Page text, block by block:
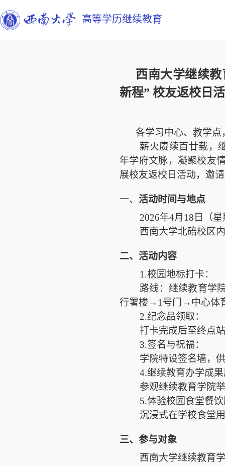
高等学历继续教育
西南大学继续
新程” 校友返校日
各学习中心、教学点
薪火赓续百廿载，
年学府文脉，凝聚校友
展校友返校日活动，邀
一、 活动时间与地点
2026年4月18日（
西南大学北碚校区
二、活动内容
1.校园地标打卡：
路线：继续教育
行署楼→1号门→中心体
2.纪念品领取：
打卡完成后至终点
3.签名与祝福：
学院特设签名墙，
4.继续教育办学成
参观继续教育学院
5.体验校园食堂餐
沉浸式在学校食堂
三、参与对象
西南大学继续教育